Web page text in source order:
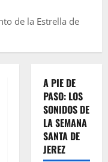
de la Estrella de
A PIE DE
PASO: LOS
SONIDOS DE
LA SEMANA
SANTA DE
JEREZ